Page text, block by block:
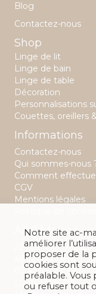
Blog
Contactez-nous
Shop
Linge de lit
Linge de bain
Linge de table
Décoration
Personnalisations
Couettes, oreillers
Informations
Contactez-nous
Qui sommes-nous
Comment
CGV
Mentions légales
A&C Maison
22 rue Saint Aubin
49 100 Angers
02 41 88 28 32
Lundi : 14h -19h
Notre site ac-
améliorer
proposer de la
cookies sont
préalable.
ou refuser tout